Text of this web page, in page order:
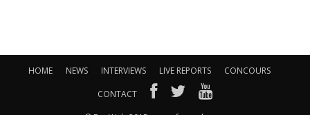
HOME NEWS INTERVIEWS LIVE REPORTS
CONCOURS
CONTACT